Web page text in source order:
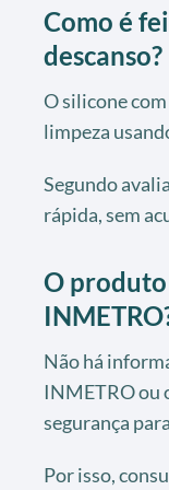
Como é
descanso?
O silicone
limpeza
Segundo
rápida, sem
O
Não há
INMETRO ou
segurança
Por isso,